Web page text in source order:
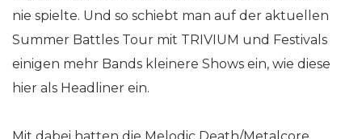
nie spielte. Und so schiebt man auf der aktuellen
Summer Battles Tour mit TRIVIUM und Festivals
einigen mehr Bands kleinere Shows ein, wie diese
hier als Headliner ein.